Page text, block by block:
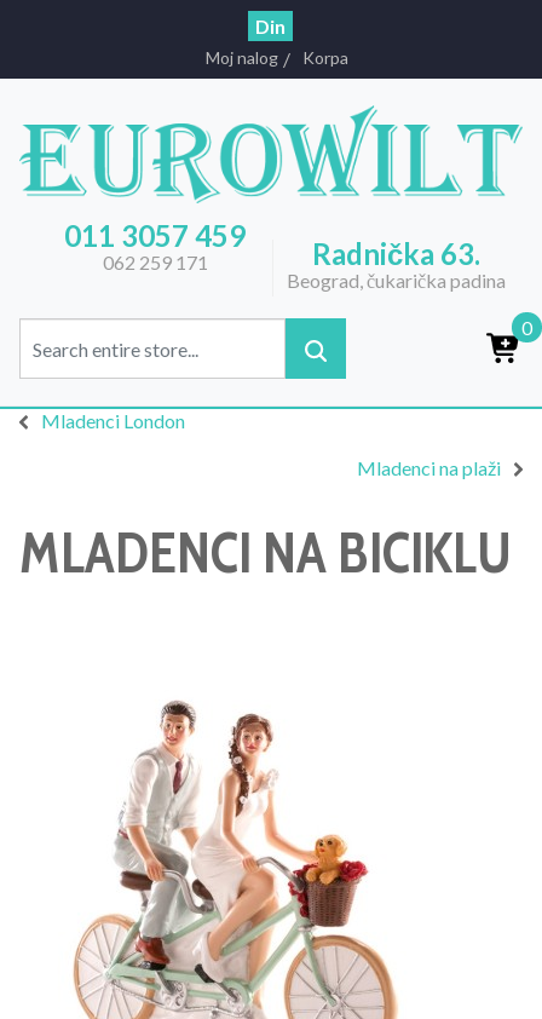
Din
Moj nalog Korpa
011 3057 459
062 259 171 Radnička 63.
Beograd, čukarička padina
0
Mladenci London
Mladenci na plaži
MLADENCI NA BICIKLU